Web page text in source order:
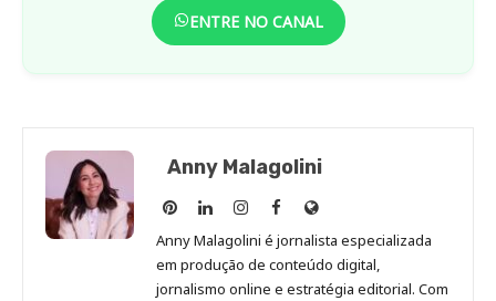
ENTRE NO CANAL
Anny Malagolini
Anny
Malagolini
no
Pinterest
Anny
Malagolini
no
LinkedIn
Anny
Malagolini
no
Instagram
Anny
Malagolini
no
Facebook
Site
de
Anny
Malagolini
Anny Malagolini é jornalista especializada
em produção de conteúdo digital,
jornalismo online e estratégia editorial. Com